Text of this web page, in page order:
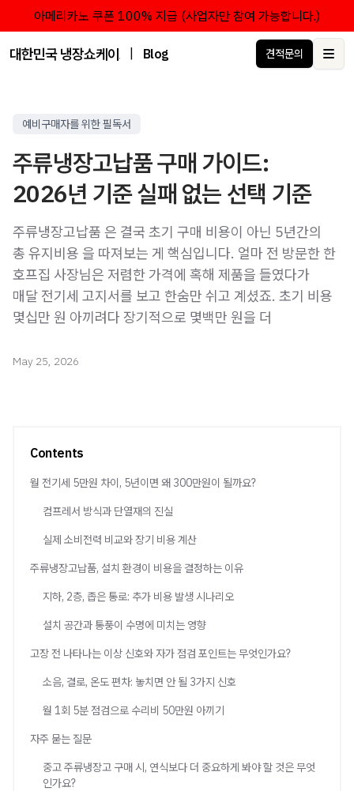
아메리카노 쿠폰 100% 지급 (사업자만 참여 가능합니다.)
대한민국 냉장쇼케이스 점유율 1위 브랜드 한성쇼케이스
Blog 견적문의
예비구매자를 위한 필독서
주류냉장고납품 구매 가이드:
2026년 기준 실패 없는 선택 기준
주류냉장고납품 은 결국 초기 구매 비용이 아닌 5년간의
총 유지비용 을 따져보는 게 핵심입니다. 얼마 전 방문한 한
호프집 사장님은 저렴한 가격에 혹해 제품을 들였다가
매달 전기세 고지서를 보고 한숨만 쉬고 계셨죠. 초기 비용
몇십만 원 아끼려다 장기적으로 몇백만 원을 더
May 25, 2026
Contents
월 전기세 5만원 차이, 5년이면 왜 300만원이 될까요?
컴프레서 방식과 단열재의 진실
실제 소비전력 비교와 장기 비용 계산
주류냉장고납품, 설치 환경이 비용을 결정하는 이유
지하, 2층, 좁은 통로: 추가 비용 발생 시나리오
설치 공간과 통풍이 수명에 미치는 영향
고장 전 나타나는 이상 신호와 자가 점검 포인트는 무엇인가요?
소음, 결로, 온도 편차: 놓치면 안 될 3가지 신호
월 1회 5분 점검으로 수리비 50만원 아끼기
자주 묻는 질문
중고 주류냉장고 구매 시, 연식보다 더 중요하게 봐야 할 것은 무엇
인가요?